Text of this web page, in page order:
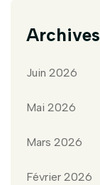
Archives
Juin 2026
Mai 2026
Mars 2026
Février 2026